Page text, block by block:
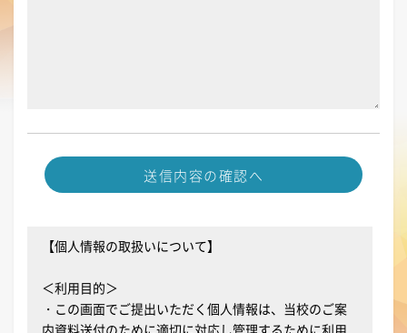
送信内容の確認へ